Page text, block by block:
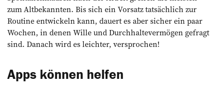
zum Altbekannten. Bis sich ein Vorsatz tatsächlich zur
Routine entwickeln kann, dauert es aber sicher ein paar
Wochen, in denen Wille und Durchhaltevermögen gefragt
sind. Danach wird es leichter, versprochen!
Apps können helfen